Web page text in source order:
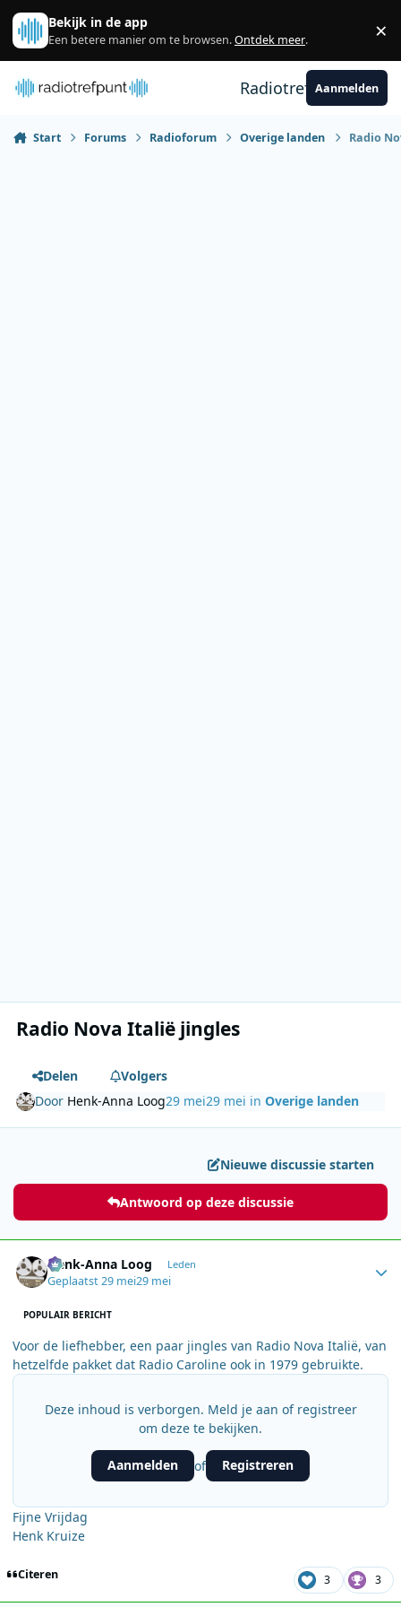
Spring naar bijdragen
Bekijk in de app
Een betere manier om te browsen.Ontdek meer. ×
RadiotrefpuntAanmelden
Start Forums Radioforum Overige landen Radio
Radio Nova Italië jingles
Delen
Volgers
Door Henk-Anna Loog29 mei29 mei inOverige landen
Nieuwe discussie starten
Antwoord op deze discussie
Henk-Anna Loog Leden
Geplaatst29 mei29 mei
POPULAIR BERICHT
Voor de liefhebber, een paar jingles van Radio Nova Italië, van
hetzelfde pakket dat Radio Caroline ook in 1979 gebruikte.
Deze inhoud is verborgen. Meld je aan of registreer
om deze te bekijken.
Aanmelden of Registreren
Fijne Vrijdag
Henk Kruize
Citeren 3 3